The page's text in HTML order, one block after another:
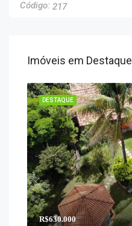
217
Imóveis em Destaque
DESTAQUE
R$630.000